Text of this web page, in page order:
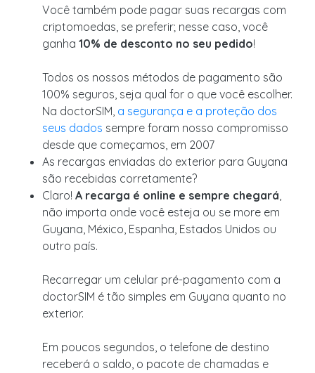
Você também pode pagar suas recargas com
criptomoedas, se preferir; nesse caso, você
ganha 10% de desconto no seu pedido!
Todos os nossos métodos de pagamento são
100% seguros, seja qual for o que você escolher.
Na doctorSIM, a segurança e a proteção dos
seus dados sempre foram nosso compromisso
desde que começamos, em 2007
As recargas enviadas do exterior para Guyana
são recebidas corretamente?
Claro! A recarga é online e sempre chegará,
não importa onde você esteja ou se more em
Guyana, México, Espanha, Estados Unidos ou
outro país.
Recarregar um celular pré-pagamento com a
doctorSIM é tão simples em Guyana quanto no
exterior.
Em poucos segundos, o telefone de destino
receberá o saldo, o pacote de chamadas e